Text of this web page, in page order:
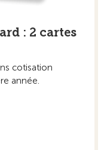
: 2 cartes
cotisation
année.